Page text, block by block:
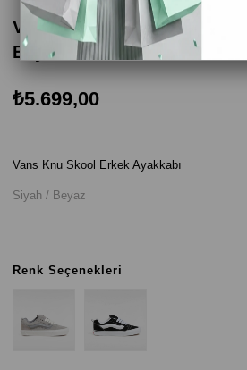
Vans Knu Skool Erkek
Beyaz
₺5.699,00
Vans Knu Skool Erkek Ayakkabı
Siyah / Beyaz
Renk Seçenekleri